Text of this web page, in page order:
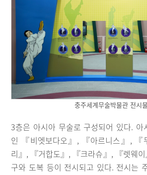
충주세계무술박물관 전시
3층은 아시아 무술로 구성되어 있다. 아
인 『비엣보다오』, 『아르니스』, 『
리』, 『거합도』, 『크라슈』, 『렛웨
구와 도복 등이 전시되고 있다. 전시는